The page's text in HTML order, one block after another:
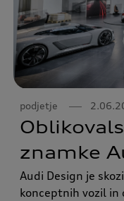
podjetje
znamke
Audi Design je
konceptnih vozil in